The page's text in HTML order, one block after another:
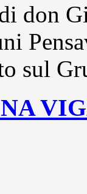
don
sul